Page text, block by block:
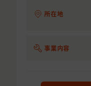
所在地
事業内容